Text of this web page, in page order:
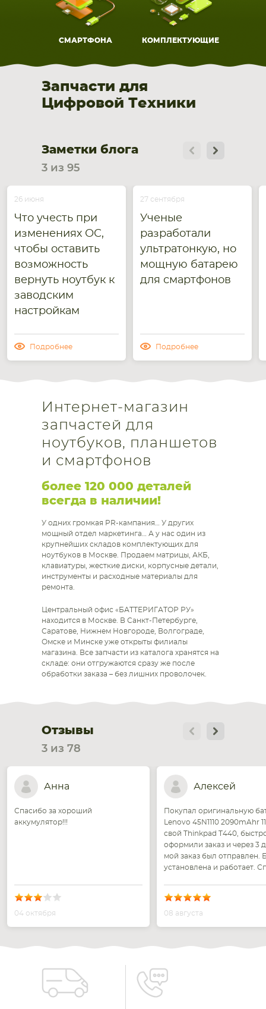
СМАРТФОНА КОМПЛЕКТУЮЩИЕ
Запчасти для
Цифровой Техники
Заметки блога
3 из 95
26 июня
Что учесть при
изменениях ОС,
чтобы оставить
возможность
вернуть ноутбук к
заводским
настройкам
Подробнее
27 сентября
Ученые
разработали
ультратонкую, но
мощную батарею
для смартфонов
Подробнее
Интернет-магазин
запчастей для
ноутбуков, планшетов
и смартфонов
более 120 000 деталей
всегда в наличии!
У одних громкая PR-кампания… У других
мощный отдел маркетинга… А у нас один из
крупнейших складов комплектующих для
ноутбуков в Москве. Продаем матрицы, АКБ,
клавиатуры, жесткие диски, корпусные детали,
инструменты и расходные материалы для
ремонта.
Центральный офис «БАТТЕРИГАТОР РУ»
находится в Москве. В Санкт-Петербурге,
Саратове, Нижнем Новгороде, Волгограде,
Омске и Минске уже открыты филиалы
магазина. Все запчасти из каталога хранятся на
складе: они отгружаются сразу же после
обработки заказа – без лишних проволочек.
Отзывы
3 из 78
Анна
Спасибо за хороший
аккумулятор!!!
04 октября
Алексей
Покупал оригинальную
Lenovo 45N1110 2090mAhr
свой Thinkpad T440,
оформили заказ и через 3
мой заказ был отправлен.
установлена и работает.
08 августа